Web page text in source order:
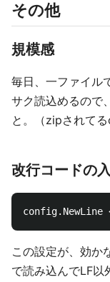
その他
規模感
毎日、一ファイル
サク読込めるので
と。（zipされてる
改行コードの
この設定が、効か
で読み込んでLF以